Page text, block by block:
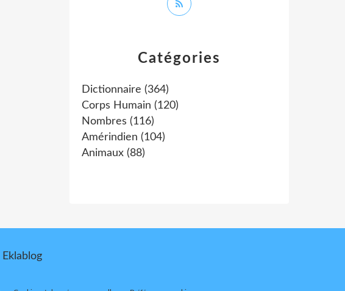
Catégories
Dictionnaire (364)
Corps Humain (120)
Nombres (116)
Amérindien (104)
Animaux (88)
Eklablog